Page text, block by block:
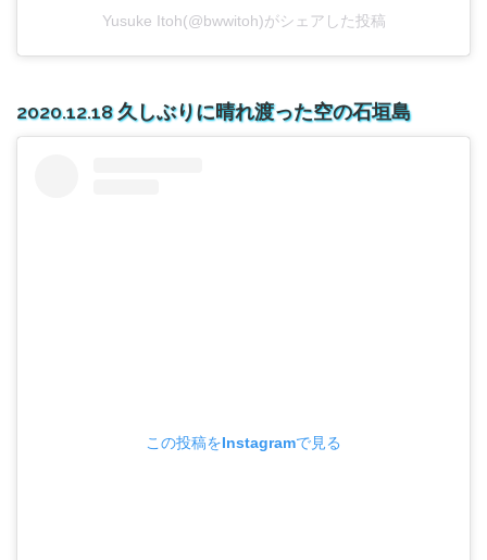
Yusuke Itoh(@bwwitoh)がシェアした投稿
2020.12.18 久しぶりに晴れ渡った空の石垣島
この投稿をInstagramで見る